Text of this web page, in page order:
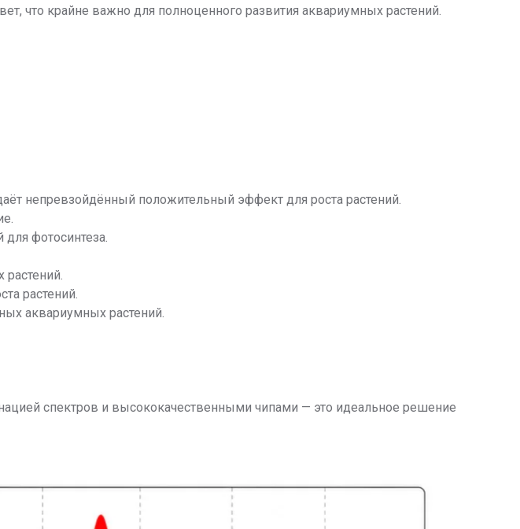
что крайне важно для полноценного развития аквариумных растений.
непревзойдённый положительный эффект для роста растений.
фотосинтеза.
растений.
аквариумных растений.
спектров и высококачественными чипами — это идеальное решение